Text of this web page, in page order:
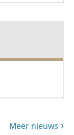
Meer nieuws